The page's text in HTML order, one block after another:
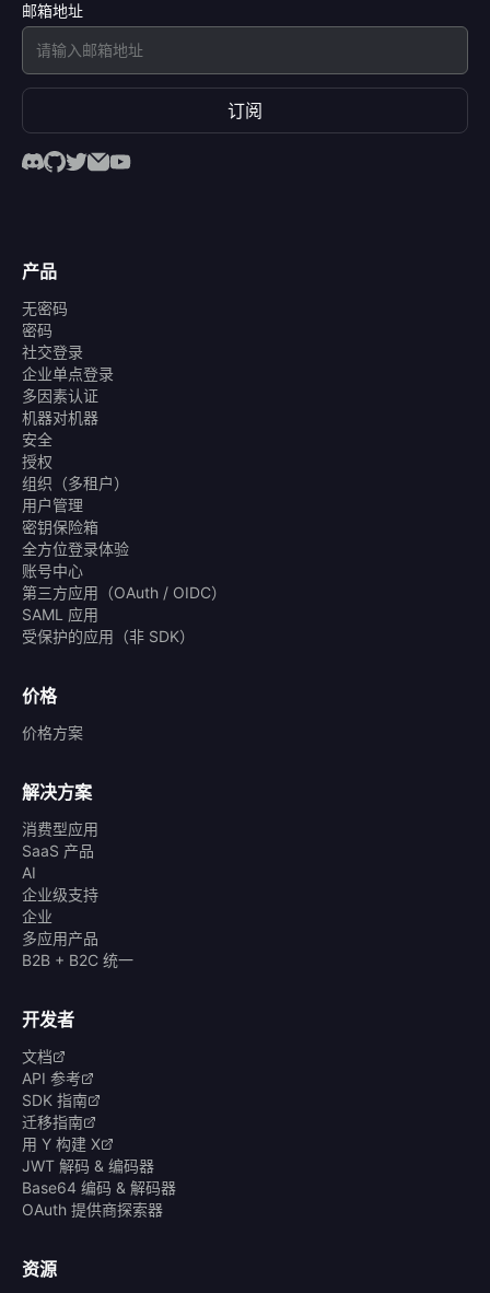
邮箱地址
订阅
产品
无密码
密码
社交登录
企业单点登录
多因素认证
机器对机器
安全
授权
组织（多租户）
用户管理
密钥保险箱
全方位登录体验
账号中心
第三方应用（OAuth / OIDC）
SAML 应用
受保护的应用（非 SDK）
价格
价格方案
解决方案
消费型应用
SaaS 产品
AI
企业级支持
企业
多应用产品
B2B + B2C 统一
开发者
文档
API 参考
SDK 指南
迁移指南
用 Y 构建 X
JWT 解码 & 编码器
Base64 编码 & 解码器
OAuth 提供商探索器
资源